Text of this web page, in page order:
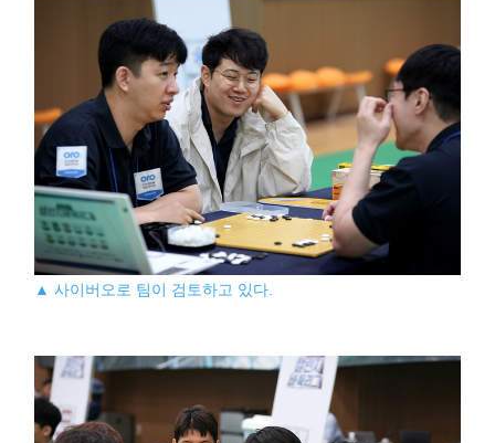
▲ 사이버오로 팀이 검토하고 있다.